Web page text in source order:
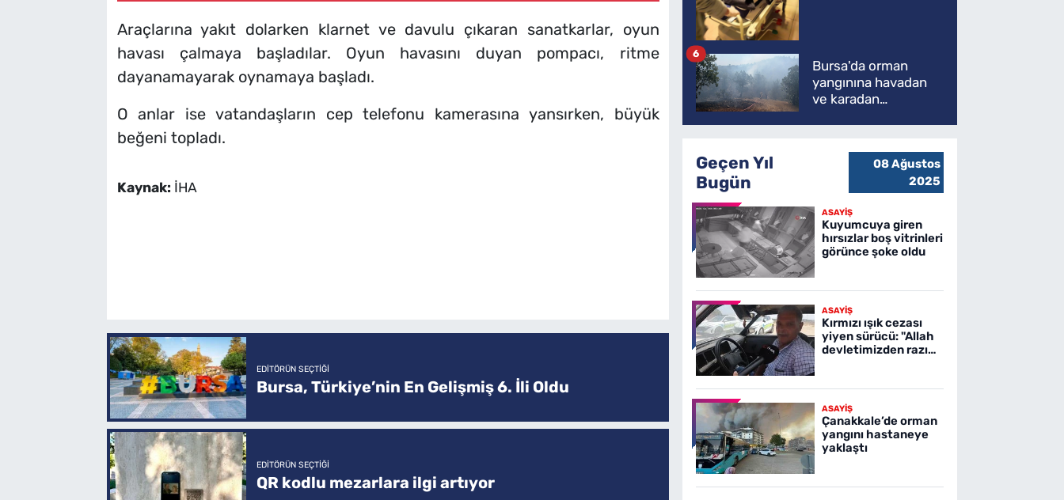
Araçlarına yakıt dolarken klarnet ve davulu çıkaran sanatkarlar, oyun
havası çalmaya başladılar. Oyun havasını duyan pompacı, ritme
dayanamayarak oynamaya başladı.
O anlar ise vatandaşların cep telefonu kamerasına yansırken, büyük
beğeni topladı.
Kaynak: İHA
EDITÖRÜN SEÇTIĞI
Bursa, Türkiye’nin En Gelişmiş 6. İli Oldu
EDITÖRÜN SEÇTIĞI
QR kodlu mezarlara ilgi artıyor
Bursa'da orman
yangınına havadan
ve karadan
6
Geçen Yıl
Bugün
08 Ağustos
2025
ASAYİŞ
Kuyumcuya giren
hırsızlar boş vitrinleri
görünce şoke oldu
ASAYİŞ
Kırmızı ışık cezası
yiyen sürücü: "Allah
devletimizden razı
ASAYİŞ
Çanakkale’de orman
yangını hastaneye
yaklaştı